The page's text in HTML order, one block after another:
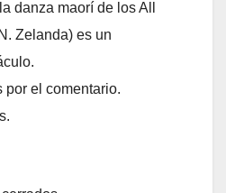
danza maorí de los All
Zelanda) es un
por el comentario.